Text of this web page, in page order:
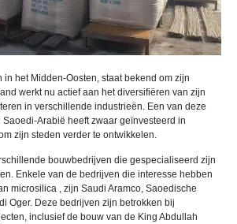
het Midden-Oosten, staat bekend om zijn
werkt nu actief aan het diversifiëren van zijn
in verschillende industrieën. Een van deze
Saoedi-Arabië heeft zwaar geïnvesteerd in
zijn steden verder te ontwikkelen.
bouwbedrijven die gespecialiseerd zijn
Enkele van de bedrijven die interesse hebben
microsilica , zijn Saudi Aramco, Saoedische
Oger. Deze bedrijven zijn betrokken bij
inclusief de bouw van de King Abdullah